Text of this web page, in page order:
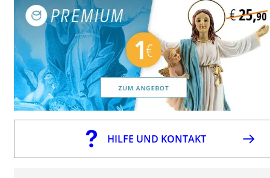
HILFE UND KONTAKT